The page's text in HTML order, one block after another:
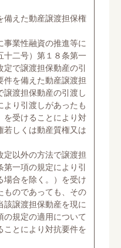
えた動産譲渡担保権
業性融資の推進等に
十二号）第１８条第一
で譲渡担保動産の引
を備えた動産譲渡担
渡担保動産の引渡し
より引渡しがあったも
を受けることにより対
しくは動産質権又は
以外の方法で譲渡担
一項の規定により引
合を除く。）を受け
ものであっても、その
譲渡担保動産を現に
規定の適用について
ことにより対抗要件を